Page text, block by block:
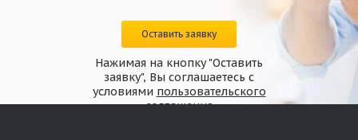
Оставить заявку
Нажимая на кнопку "Оставить
заявку", Вы соглашаетесь с
условиями пользовательского
соглашения